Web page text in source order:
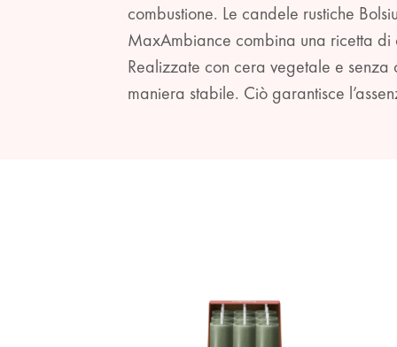
combustione. Le candele rustiche
MaxAmbiance combina una ricetta di
Realizzate con cera vegetale e
maniera stabile. Ciò garantisce